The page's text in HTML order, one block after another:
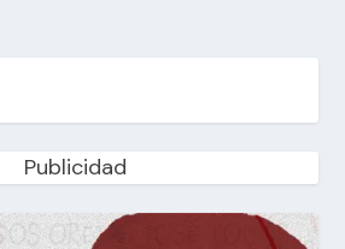
Publicidad